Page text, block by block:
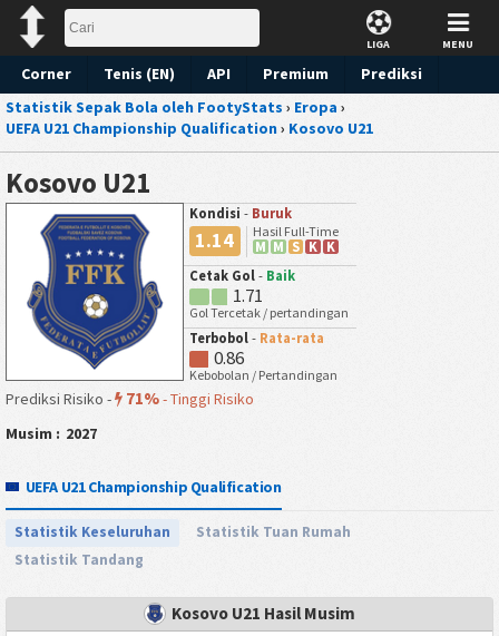
LIGA MENU
Corner Tenis (EN) API Premium
Prediksi
Statistik Sepak Bola oleh FootyStats › Eropa ›
UEFA U21 Championship Qualification› Kosovo U21
Kosovo U21
Kondisi - Buruk
1.14
Hasil Full-Time
M M S K
K
Cetak Gol - Baik
1.71
Gol Tercetak / pertandingan
Terbobol - Rata-rata
0.86
Kebobolan / Pertandingan
Prediksi Risiko - 71%-Tinggi Risiko
Musim : 2027
UEFA U21 Championship Qualification
Statistik Keseluruhan
Statistik Tuan Rumah
Statistik Tandang
Kosovo U21 Hasil Musim